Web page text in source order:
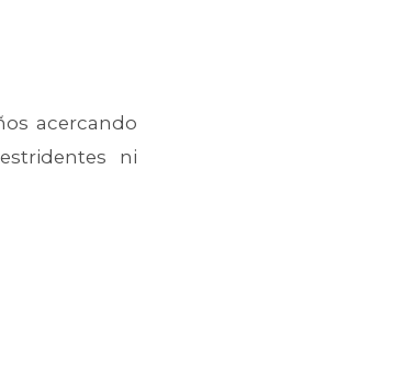
acercando
ni